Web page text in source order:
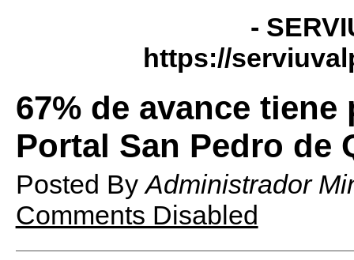
-
https://
67% de avance
Portal San Pedro de
Posted ByAdministrador
Comments Disabled